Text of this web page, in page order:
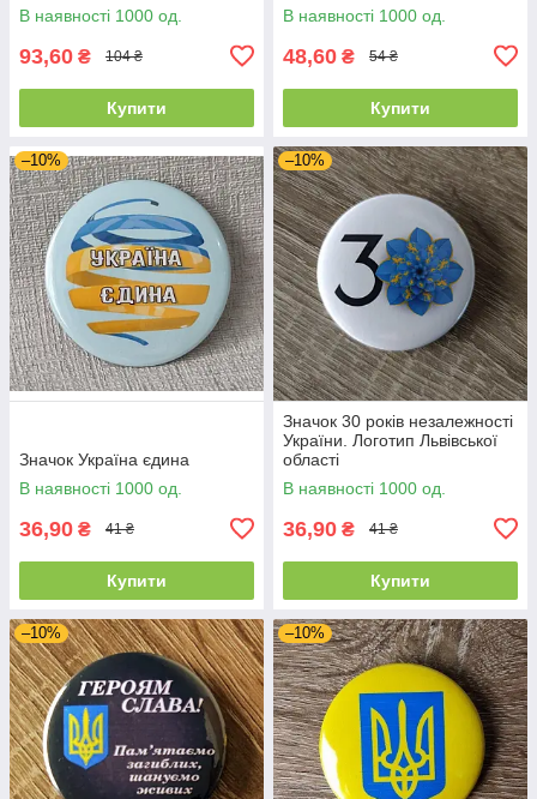
В наявності 1000 од.
93,60 ₴ 104 ₴
Купити
В наявності 1000 од.
48,60 ₴ 54 ₴
Купити
–10%
Значок Україна єдина
В наявності 1000 од.
36,90 ₴ 41 ₴
Купити
–10%
Значок 30 років незалежності
України. Логотип Львівської
області
В наявності 1000 од.
36,90 ₴ 41 ₴
Купити
–10% –10%